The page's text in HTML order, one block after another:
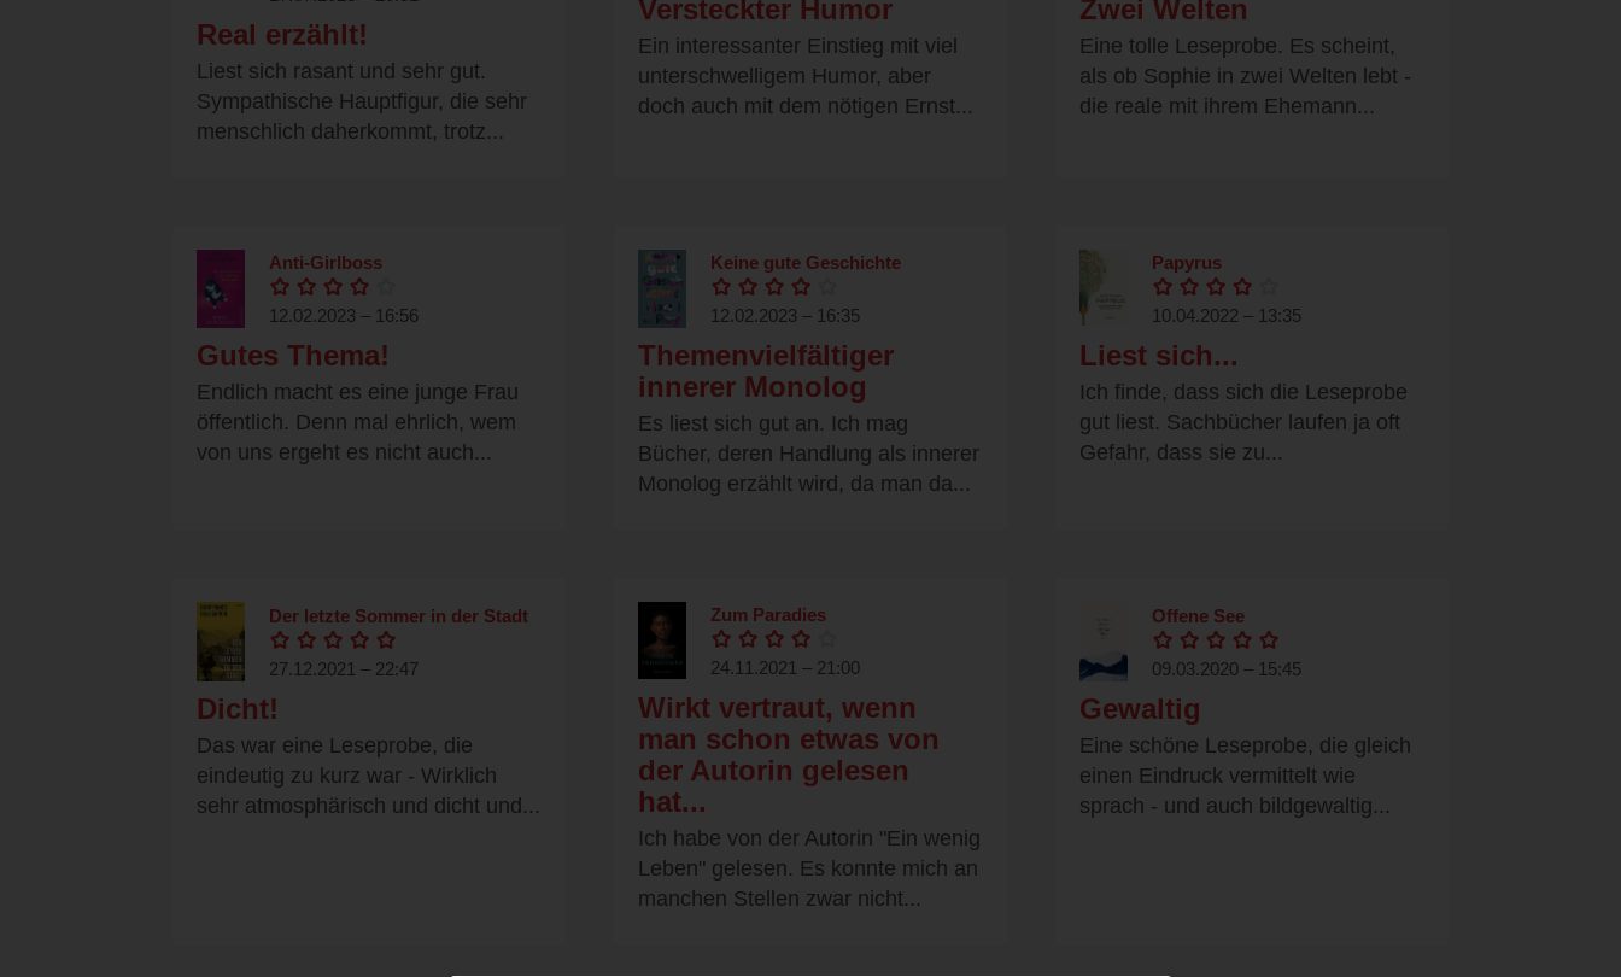
Real erzählt!
Liest sich rasant und sehr gut.
Sympathische Hauptfigur, die sehr
menschlich daherkommt, trotz...
Versteckter Humor
Ein interessanter Einstieg mit viel
unterschwelligem Humor, aber
doch auch mit dem nötigen Ernst...
Zwei Welten
Eine tolle Leseprobe. Es scheint,
als ob Sophie in zwei Welten lebt -
die reale mit ihrem Ehemann...
Anti-Girlboss
12.02.2023 – 16:56
Gutes Thema!
Endlich macht es eine junge Frau
öffentlich. Denn mal ehrlich, wem
von uns ergeht es nicht auch...
Keine gute Geschichte
12.02.2023 – 16:35
Themenvielfältiger
innerer Monolog
Es liest sich gut an. Ich mag
Bücher, deren Handlung als innerer
Monolog erzählt wird, da man da...
Papyrus
10.04.2022 – 13:35
Liest sich...
Ich finde, dass sich die Leseprobe
gut liest. Sachbücher laufen ja oft
Gefahr, dass sie zu...
Der letzte Sommer in der Stadt
27.12.2021 – 22:47
Dicht!
Das war eine Leseprobe, die
eindeutig zu kurz war - Wirklich
sehr atmosphärisch und dicht und...
Zum Paradies
24.11.2021 – 21:00
Wirkt vertraut, wenn
man schon etwas von
der Autorin gelesen
hat...
Ich habe von der Autorin "Ein wenig
Leben" gelesen. Es konnte mich an
manchen Stellen zwar nicht...
Offene See
09.03.2020 – 15:45
Gewaltig
Eine schöne Leseprobe, die gleich
einen Eindruck vermittelt wie
sprach - und auch bildgewaltig...